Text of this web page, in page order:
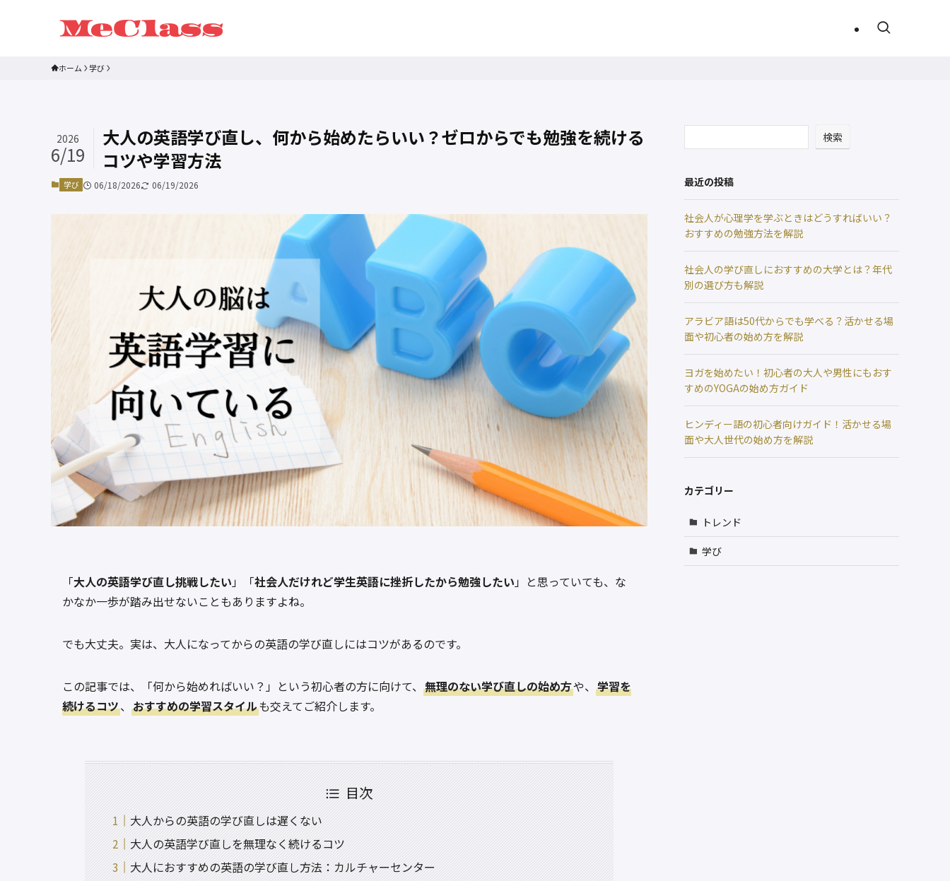
ホーム 学び
大人の英語学び直し、何から始めたらいい？ゼロからでも勉強を続ける
コツや学習方法
2026
6/19
学び 06/18/2026 06/19/2026
「大人の英語学び直し挑戦したい 」「社会人だけれど学生英語に挫折したから勉強したい 」と思っていても、な
かなか一歩が踏み出せないこともありますよね。
でも大丈夫。実は、大人になってからの英語の学び直しにはコツがあるのです。
この記事では、「何から始めればいい？」という初心者の方に向けて、 無理のない学び直しの始め方や、 学習を
続けるコツ、 おすすめの学習スタイルも交えてご紹介します。
目次
大人からの英語の学び直しは遅くない
大人の英語学び直しを無理なく続けるコツ
大人におすすめの英語の学び直し方法：カルチャーセンター
検索
最近の投稿
社会人が心理学を学ぶときはどうすればいい？
おすすめの勉強方法を解説
社会人の学び直しにおすすめの大学とは？年代
別の選び方も解説
アラビア語は50代からでも学べる？活かせる場
面や初心者の始め方を解説
ヨガを始めたい！初心者の大人や男性にもおす
すめのYOGAの始め方ガイド
ヒンディー語の初心者向けガイド！活かせる場
面や大人世代の始め方を解説
カテゴリー
トレンド
学び